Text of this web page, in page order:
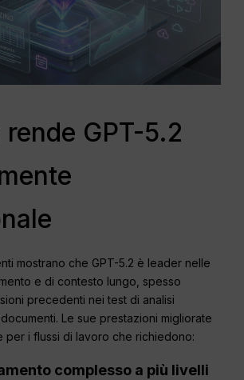
rende GPT-5.2
mostrano che GPT-5.2 è leader nelle
e di contesto lungo, spesso
precedenti nei test di analisi
Le sue prestazioni migliorate
per i flussi di lavoro che richiedono:
complesso a più livelli